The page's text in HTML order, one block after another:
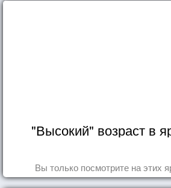
"Высокий" возраст в
Вы только посмотрите на этих